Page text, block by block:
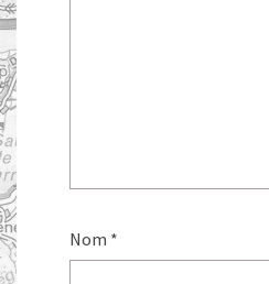
Nom *